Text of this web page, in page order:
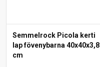
Semmelrock Picola kerti
lap fövenybarna 40x40x3,8
cm